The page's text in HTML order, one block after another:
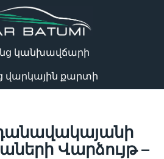
կանխավճարի
վարկային քարտի
Վարձույթ –